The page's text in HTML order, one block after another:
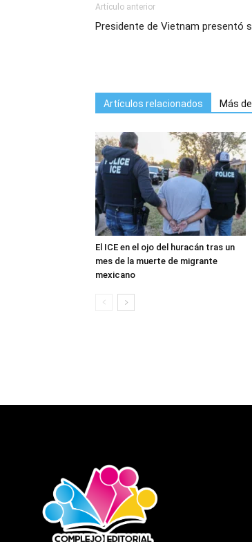
Artículo anterior
Presidente de Vietnam presentó
Artículos relacionados Más
El ICE en el ojo del huracán tras un
mes de la muerte de migrante
mexicano